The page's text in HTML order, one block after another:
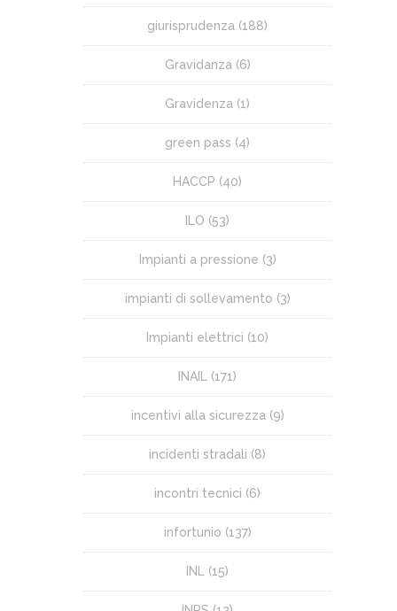
giurisprudenza (188)
Gravidanza (6)
Gravidenza (1)
green pass (4)
HACCP (40)
ILO (53)
Impianti a pressione (3)
impianti di sollevamento (3)
Impianti elettrici (10)
INAIL (171)
incentivi alla sicurezza (9)
incidenti stradali (8)
incontri tecnici (6)
infortunio (137)
INL (15)